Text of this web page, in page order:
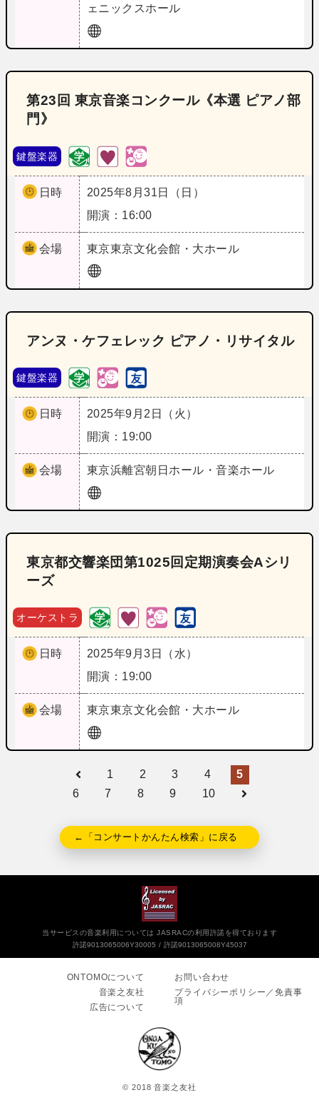
ェニックスホール
第23回 東京音楽コンクール《本選 ピアノ部
門》
鍵盤楽器
日時
2025年8月31日（日）
開演：16:00
会場 東京東京文化会館・大ホール
アンヌ・ケフェレック ピアノ・リサイタル
鍵盤楽器
日時
2025年9月2日（火）
開演：19:00
会場 東京浜離宮朝日ホール・音楽ホール
東京都交響楽団第1025回定期演奏会Aシリ
ーズ
オーケストラ
日時
2025年9月3日（水）
開演：19:00
会場 東京東京文化会館・大ホール
1 2 3 4
5
6
7 8 9 10
←「コンサートかんたん検索」に戻る
当サービスの音楽利用については JASRACの利用許諾を得ております
許諾9013065006Y30005
許諾9013065008Y45037
ONTOMOについて
音楽之友社
広告について
お問い合わせ
プライバシーポリシー／免責事
項
© 2018 音楽之友社